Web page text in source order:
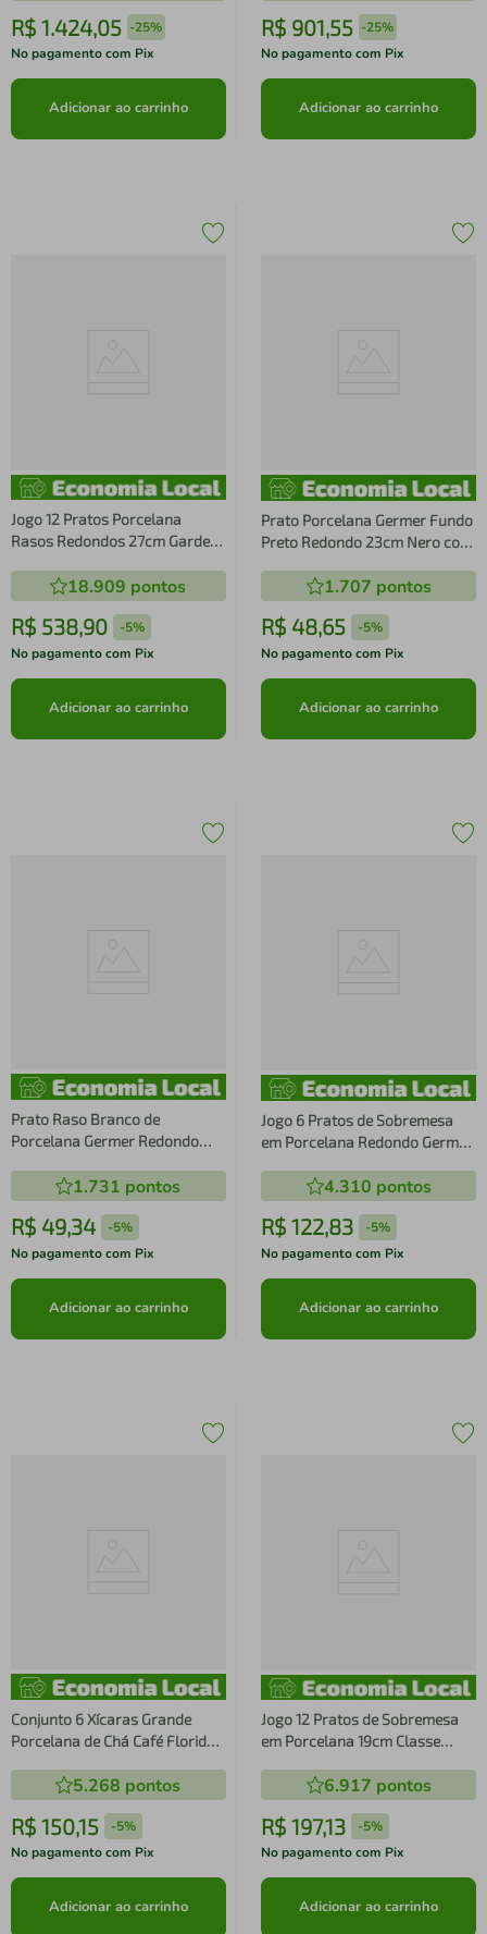
R$ 1.424,05 -25%
No pagamento com Pix
Adicionar ao carrinho
R$ 901,55 -25%
No pagamento com Pix
Adicionar ao carrinho
Jogo 12 Pratos Porcelana
Rasos Redondos 27cm Garden
18.909 pontos
R$ 538,90 -5%
No pagamento com Pix
Adicionar ao carrinho
Prato Porcelana Germer Fundo
Preto Redondo 23cm Nero com
1.707 pontos
R$ 48,65 -5%
No pagamento com Pix
Adicionar ao carrinho
Prato Raso Branco de
Porcelana Germer Redondo
1.731 pontos
R$ 49,34 -5%
No pagamento com Pix
Adicionar ao carrinho
Jogo 6 Pratos de Sobremesa
em Porcelana Redondo Germer
para Servir Mesa Posta
4.310 pontos
R$ 122,83 -5%
No pagamento com Pix
Adicionar ao carrinho
Conjunto 6 Xícaras Grande
Porcelana de Chá Café Florida
5.268 pontos
R$ 150,15 -5%
No pagamento com Pix
Adicionar ao carrinho
Jogo 12 Pratos de Sobremesa
em Porcelana 19cm Classe
6.917 pontos
R$ 197,13 -5%
No pagamento com Pix
Adicionar ao carrinho